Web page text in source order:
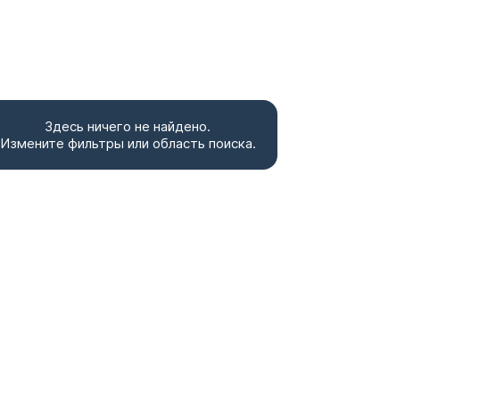
Здесь ничего не найдено.
Измените фильтры или область поиска.